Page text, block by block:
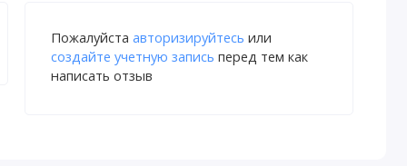
Пожалуйста авторизируйтесь или
создайте учетную запись перед тем как
написать отзыв